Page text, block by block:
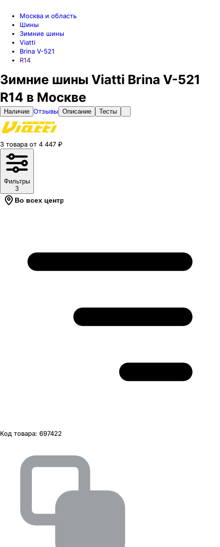
Москва и область
Шины
Зимние шины
Viatti
Brina V-521
R14
Зимние шины Viatti Brina V-521
R14 в Москве
Наличие Отзывы Описание Тесты
3 товара от 4 447 ₽
Фильтры
3
Во всех центрах
Код товара: 697422